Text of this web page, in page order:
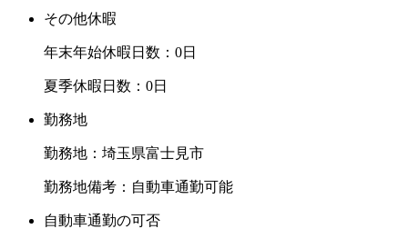
その他休暇
年末年始休暇日数：0日
夏季休暇日数：0日
勤務地
勤務地：埼玉県富士見市
勤務地備考：自動車通勤可能
自動車通勤の可否